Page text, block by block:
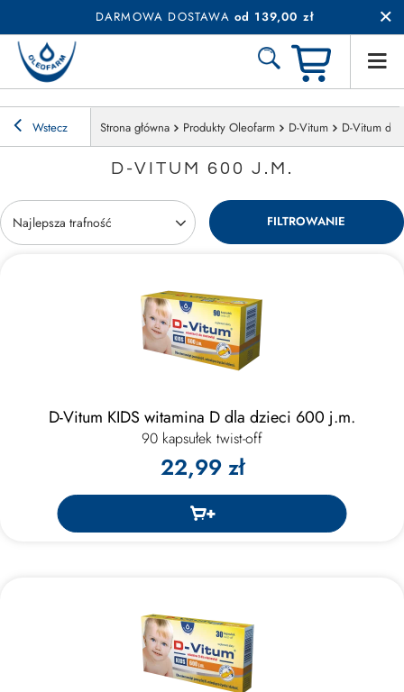
DARMOWA DOSTAWA od 139,00 zł
Wstecz Strona główna Produkty Oleofarm D-Vitum D-Vitum dla
D-VITUM 600 J.M.
Zmień sortowanie
Najlepsza trafność FILTROWANIE
D-Vitum KIDS witamina D dla dzieci 600 j.m.
90 kapsułek twist-off
22,99 zł